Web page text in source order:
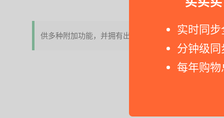
实时同
分钟级
每年购
供多种附加功能，并拥有出色的电池续航能力